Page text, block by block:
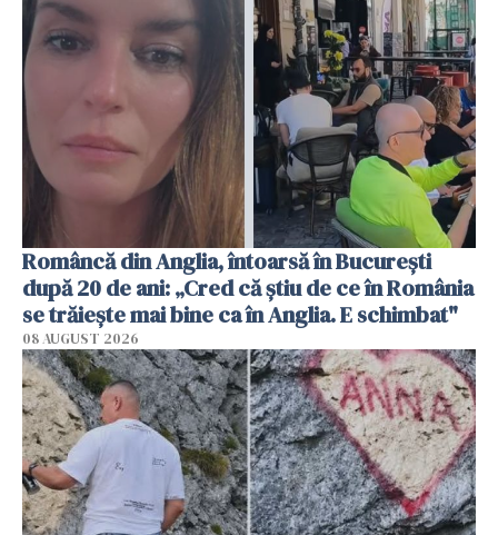
Româncă din Anglia, întoarsă în București
după 20 de ani: „Cred că știu de ce în România
se trăiește mai bine ca în Anglia. E schimbat"
08 AUGUST 2026